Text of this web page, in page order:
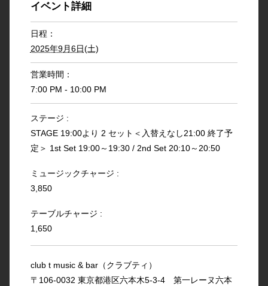
イベント詳細
日程：
2025年9月6日(土)
営業時間：
7:00 PM - 10:00 PM
ステージ :
STAGE 19:00より 2 セット＜入替えなし21:00 終了予
定＞ 1st Set 19:00～19:30 / 2nd Set 20:10～20:50
ミュージックチャージ :
3,850
テーブルチャージ :
1,650
club t music & bar（クラブティ）
〒106-0032 東京都港区六本木5-3-4 第一レーヌ六本